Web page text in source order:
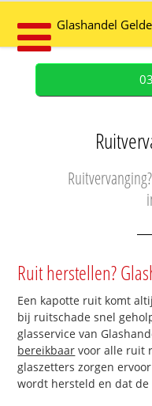
Glashandel
Ruit herstellen?
Een kapotte ruit komt
bij ruitschade snel
glasservice van
bereikbaar voor alle ruit
glaszetters zorgen
wordt hersteld en dat